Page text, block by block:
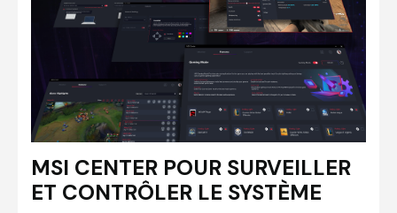
MSI CENTER POUR SURVEILLER
ET CONTRÔLER LE SYSTÈME